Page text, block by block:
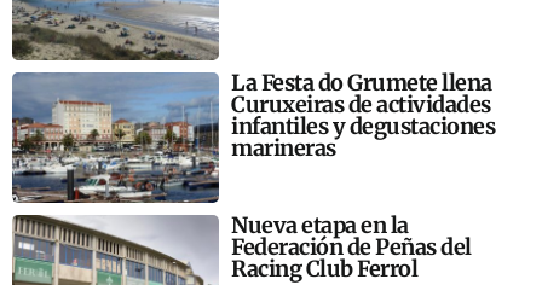
La Festa do Grumete llena
Curuxeiras de actividades
infantiles y degustaciones
marineras
Nueva etapa en la
Federación de Peñas del
Racing Club Ferrol